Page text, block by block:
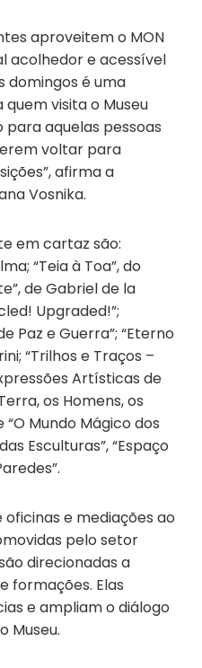
aproveitem o MON
acolhedor e acessível
domingos é uma
visita o Museu
aquelas pessoas
voltar para
afirma a
Vosnika.
em cartaz são:
“Teia à Toa”, do
de Gabriel de la
Upgraded!”;
Paz e Guerra”; “Eterno
“Trilhos e Traços –
Artísticas de
os Homens, os
“O Mundo Mágico dos
Esculturas”, “Espaço
e mediações ao
pelo setor
direcionadas a
formações. Elas
e ampliam o diálogo
Museu.